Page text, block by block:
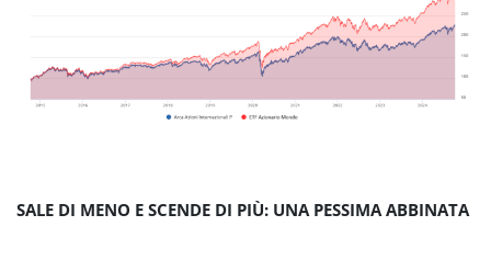
SALE DI MENO E SCENDE DI PIÙ: UNA PESSIMA ABBINATA